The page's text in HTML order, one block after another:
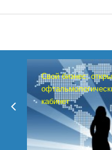
Свой бизнес:
кабинет